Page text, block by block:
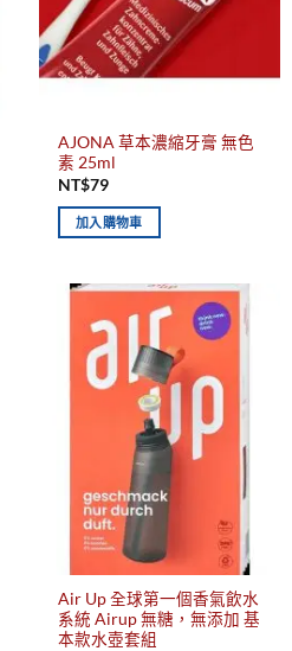
AJONA 草本濃縮牙膏 無色
素 25ml
NT$79
加入購物車
Air Up 全球第一個香氣飲水
系統 Airup 無糖，無添加 基
本款水壺套組